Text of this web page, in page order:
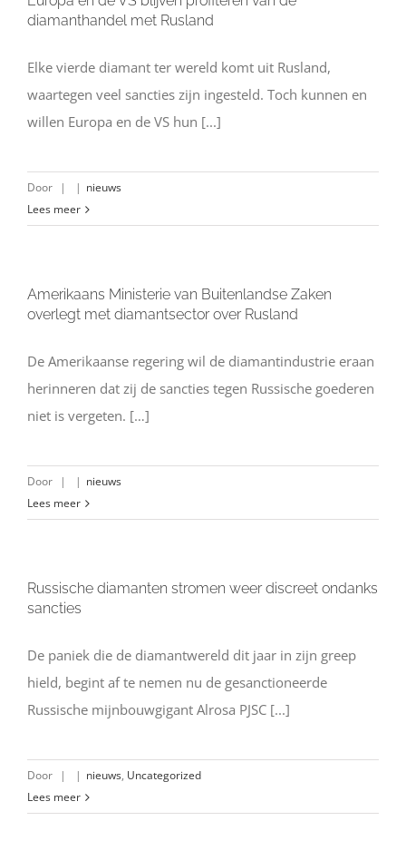
diamanthandel met Rusland
Elke vierde diamant ter wereld komt uit Rusland,
waartegen veel sancties zijn ingesteld. Toch kunnen en
willen Europa en de VS hun [...]
Door | | nieuws
Lees meer
Amerikaans Ministerie van Buitenlandse Zaken
overlegt met diamantsector over Rusland
De Amerikaanse regering wil de diamantindustrie eraan
herinneren dat zij de sancties tegen Russische goederen
niet is vergeten. […]
Door | | nieuws
Lees meer
Russische diamanten stromen weer discreet ondanks
sancties
De paniek die de diamantwereld dit jaar in zijn greep
hield, begint af te nemen nu de gesanctioneerde
Russische mijnbouwgigant Alrosa PJSC [...]
Door | | nieuws, Uncategorized
Lees meer